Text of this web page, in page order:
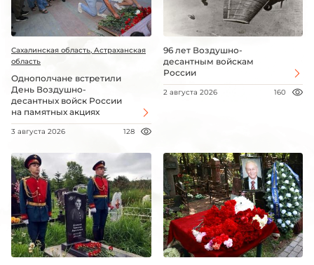
Сахалинская область, Астраханская
область
Однополчане встретили
День Воздушно-
десантных войск России
на памятных акциях
3 августа 2026 128
96 лет Воздушно-
десантным войскам
России
2 августа 2026 160